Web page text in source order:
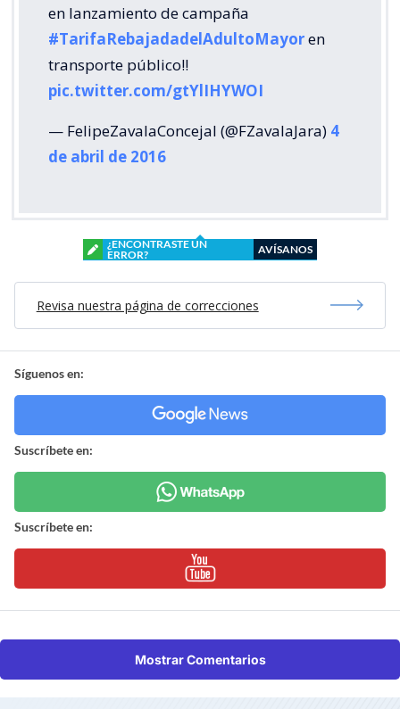
en lanzamiento de campaña
#TarifaRebajadadelAdultoMayoren
transporte público!!
pic.twitter.com/gtYlIHYWOI
— FelipeZavalaConcejal (@FZavalaJara) 4
de abril de 2016
¿ENCONTRASTE UN
ERROR?
AVÍSANOS
Revisa nuestra página de correcciones
Síguenos en:
Suscríbete en:
Suscríbete en:
Mostrar Comentarios